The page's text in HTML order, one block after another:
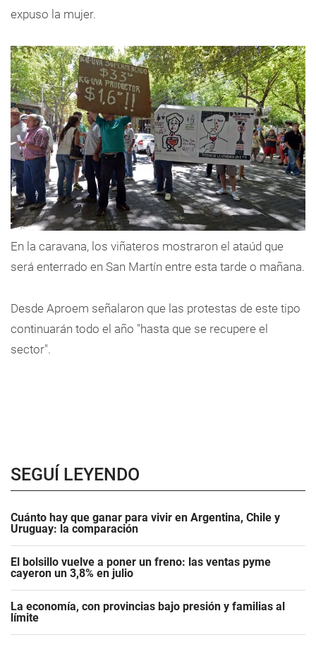
expuso la mujer.
En la caravana, los viñateros mostraron el ataúd que
será enterrado en San Martín entre esta tarde o mañana.
Desde Aproem señalaron que las protestas de este tipo
continuarán todo el año "hasta que se recupere el
sector".
SEGUÍ LEYENDO
Cuánto hay que ganar para vivir en Argentina, Chile y
Uruguay: la comparación
El bolsillo vuelve a poner un freno: las ventas pyme
cayeron un 3,8% en julio
La economía, con provincias bajo presión y familias al
límite